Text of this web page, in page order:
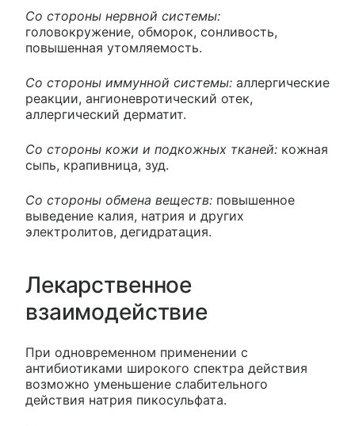
Со стороны нервной системы:
головокружение, обморок, сонливость,
повышенная утомляемость.
Со стороны иммунной системы: аллергические
реакции, ангионевротический отек,
аллергический дерматит.
Со стороны кожи и подкожных тканей: кожная
сыпь, крапивница, зуд.
Со стороны обмена веществ: повышенное
выведение калия, натрия и других
электролитов, дегидратация.
Лекарственное
взаимодействие
При одновременном применении с
антибиотиками широкого спектра действия
возможно уменьшение слабительного
действия натрия пикосульфата.